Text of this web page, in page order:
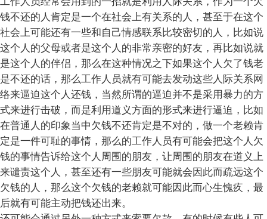
钱不还的人肯定是一个在社会上有关系的人，甚至于在这个
社会上可能还有一些和自己情感联系比较密切的人，比如说
这个人的父母或者是这个人的非常亲密的好友，再比如说就
是这个人的伴侣，那么在这种情况之下如果这个人欠了钱老
是不还的话，那么工作人员就有可能去发动这些人际关系网
络来逼迫这个人还钱，当然所谓的逼迫并不是采用暴力的方
式来进行击破，而是利用道义方面的形式来进行逼迫，比如
在普通人的印象当中欠钱不还肯定是不对的，做一个老赖肯
定是一件可耻的事情，那么的工作人员有可能会把这个人欠
钱的事情告诉给这个人周围的朋友，让周围的朋友在道义上
来谴责这个人，甚至还有一些朋友可能就会因此而疏远这个
欠钱的人，那么这个欠钱的老赖就可能因此而心生愧疚，最
后就有可能主动把钱还出来。